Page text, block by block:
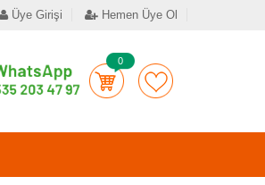
Üye Girişi Hemen Üye Ol
0